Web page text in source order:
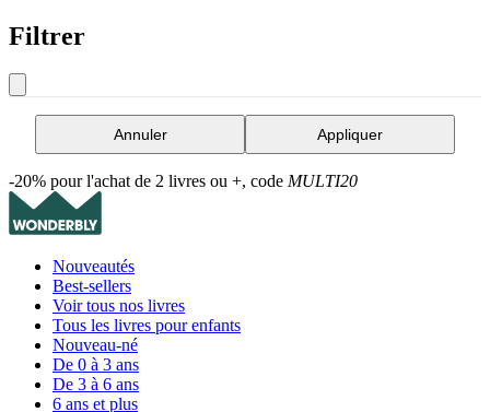
Filtrer
Annuler Appliquer
-20% pour l'achat de 2 livres ou +, code MULTI20
Nouveautés
Best-sellers
Voir tous nos livres
Tous les livres pour enfants
Nouveau-né
De 0 à 3 ans
De 3 à 6 ans
6 ans et plus